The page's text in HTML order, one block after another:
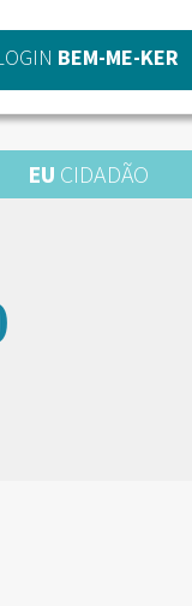
BEM-ME-KER
EU CIDADÃO